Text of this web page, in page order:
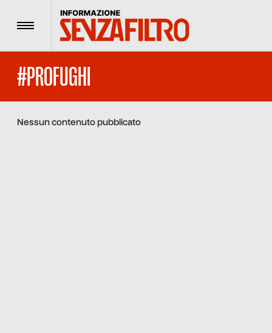
Menu
#PROFUGHI
Nessun contenuto pubblicato